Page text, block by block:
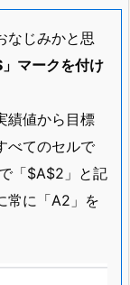
なじみかと思
マークを付け
績値から目標
べてのセルで
「$A$2」と記
常に「A2」を